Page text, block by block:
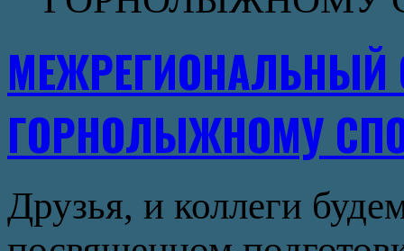
ГОРНОЛЫЖНОМУ
Друзья, и коллеги